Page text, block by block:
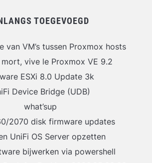
TOEGEVOEGD
van VM’s tussen Proxmox hosts
mort, vive le Proxmox VE 9.2
ESXi 8.0 Update 3k
Device Bridge (UDB)
what’sup
2070 disk firmware updates
UniFi OS Server opzetten
bijwerken via powershell